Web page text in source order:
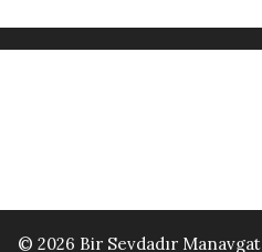
© 2026 Bir Sevdadır Manavgat